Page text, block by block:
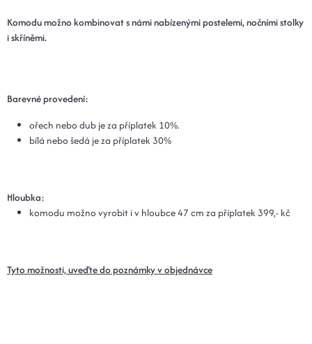
Komodu možno kombinovat s námi nabízenými postelemi, nočními stolky
i skříněmi.
Barevné provedení:
ořech nebo dub je za příplatek 10%.
bílá nebo šedá je za příplatek 30%
Hloubka:
komodu možno vyrobit i v hloubce 47 cm za příplatek 399,- kč
Tyto možnosti, uveďte do poznámky v objednávce